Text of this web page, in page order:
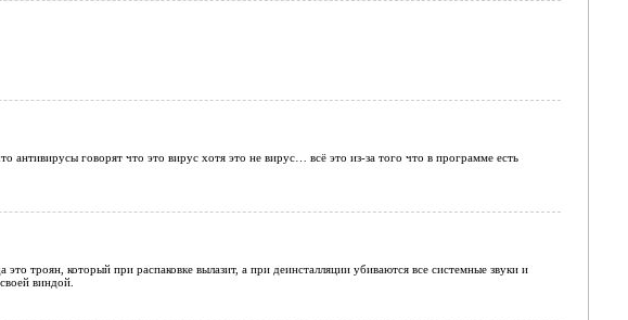
антивирусы говорят что это вирус хотя это не вирус… всё это из-за того что в программе есть
троян, который при распаковке вылазит, а при деинсталляции убиваются все системные звуки и
виндой.